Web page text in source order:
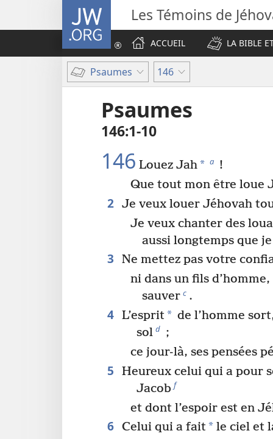
JW.ORG Les Témoins de
ACCUEIL LA BIBLE
Psaumes 146
Psaumes
146​:​1-10
146 Louez Jah* a !
Que tout mon être loue
2 Je veux louer Jéhovah
Je veux chanter des
aussi longtemps que
3
Ne mettez pas votre
ni dans un fils
sauver c .
4 L’esprit* de l’homme
sol d ;
ce jour-là, ses pensées
5
Heureux celui qui a pour
Jacob f
et dont l’espoir est en
6 Celui qui a fait*le ciel et